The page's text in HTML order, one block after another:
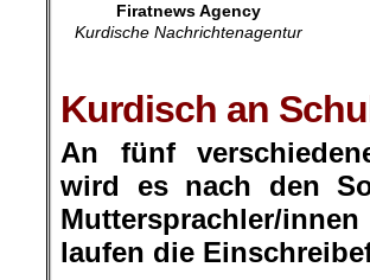
Firatnews Agency
Kurdische Nachrichtenagentur
Kurdisch an
An fünf
wird es nach den
Muttersprachler/
laufen die